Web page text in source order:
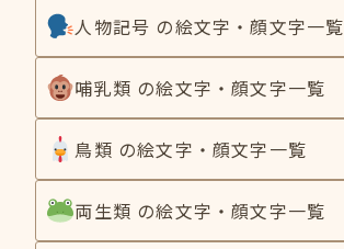
人物記号 の絵文字・顔文字一覧
哺乳類 の絵文字・顔文字一覧
鳥類 の絵文字・顔文字一覧
両生類 の絵文字・顔文字一覧